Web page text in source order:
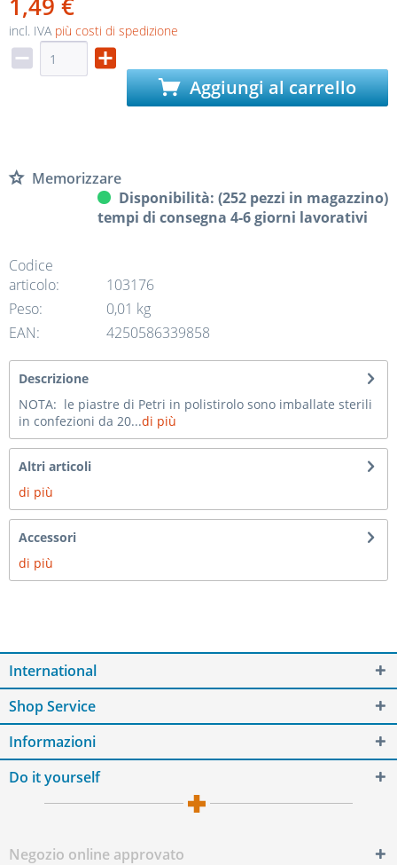
incl. IVA più costi di spedizione
Aggiungi al carrello
Memorizzare
Disponibilità: (252 pezzi in magazzino)
tempi di consegna 4-6 giorni lavorativi
Codice
articolo:
103176
Peso:
0,01 kg
EAN:
4250586339858
Descrizione
NOTA: le piastre di Petri in polistirolo sono imballate sterili
in confezioni da 20...di più
Altri articoli
di più
Accessori
di più
International
Shop Service
Informazioni
Do it yourself
Negozio online approvato